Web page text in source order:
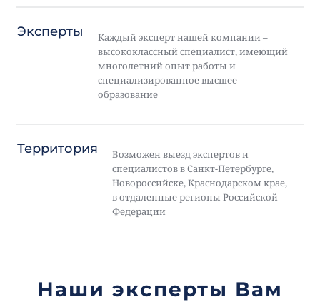
Эксперты
Каждый эксперт нашей компании –
высококлассный специалист, имеющий
многолетний опыт работы и
специализированное высшее
образование
Территория
Возможен выезд экспертов и
специалистов в Санкт-Петербурге,
Новороссийске, Краснодарском крае,
в отдаленные регионы Российской
Федерации
Наши эксперты Вам